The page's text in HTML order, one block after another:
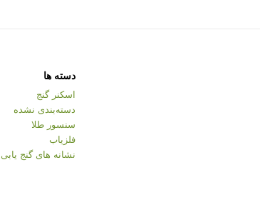
دسته ها
اسکنر گنج
دسته‌بندی نشده
سنسور طلا
فلزیاب
نشانه های گنج یابی